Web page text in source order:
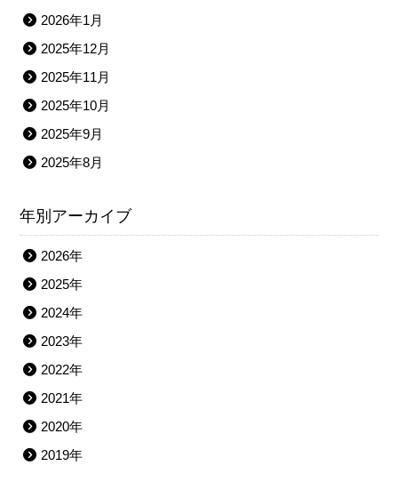
2026年1月
2025年12月
2025年11月
2025年10月
2025年9月
2025年8月
年別アーカイブ
2026年
2025年
2024年
2023年
2022年
2021年
2020年
2019年